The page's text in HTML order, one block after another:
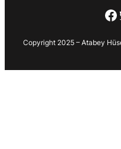
Copyright 2025 – Atabey